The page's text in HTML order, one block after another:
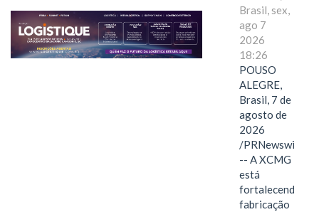
Brasil, sex,
ago 7
2026
18:26
POUSO
ALEGRE,
Brasil, 7 de
agosto de
2026
/PRNewswire/
-- A XCMG
está
fortalecendo a
fabricação